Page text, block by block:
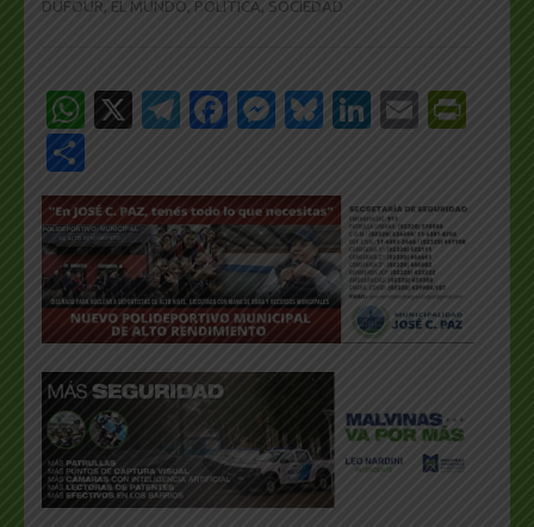
DUFOUR, EL MUNDO, POLÍTICA , SOCIEDAD
WhatsApp
X Telegram
Facebook
Messenger
Bluesky
LinkedIn
Email